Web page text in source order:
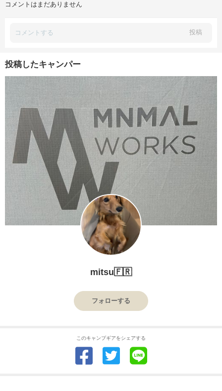
コメントはまだありません
投稿
投稿したキャンパー
mitsu🇫🇷
フォローする
このキャンプギアをシェアする